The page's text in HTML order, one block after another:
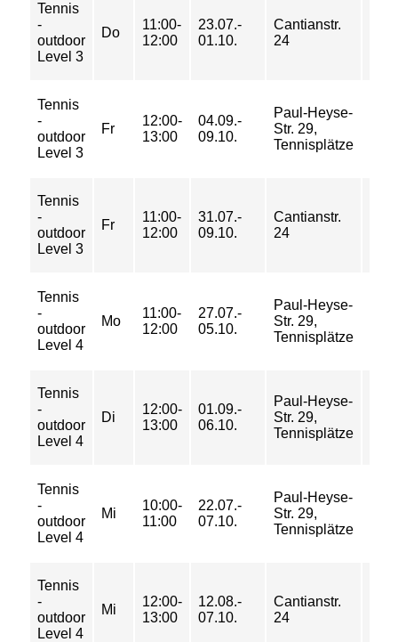
Tennis
-
outdoor
Level 3
Do
11:00-
12:00
23.07.-
01.10.
Cantianstr.
24
Tennis
-
outdoor
Level 3
Fr
12:00-
13:00
04.09.-
09.10.
Paul-Heyse-
Str. 29,
Tennisplätze
Tennis
-
outdoor
Level 3
Fr
11:00-
12:00
31.07.-
09.10.
Cantianstr.
24
Tennis
-
outdoor
Level 4
Mo
11:00-
12:00
27.07.-
05.10.
Paul-Heyse-
Str. 29,
Tennisplätze
Tennis
-
outdoor
Level 4
Di
12:00-
13:00
01.09.-
06.10.
Paul-Heyse-
Str. 29,
Tennisplätze
Tennis
-
outdoor
Level 4
Mi
10:00-
11:00
22.07.-
07.10.
Paul-Heyse-
Str. 29,
Tennisplätze
Tennis
-
outdoor
Level 4
Mi
12:00-
13:00
12.08.-
07.10.
Cantianstr.
24